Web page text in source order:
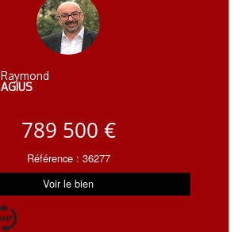
Raymond
AGIUS
789 500 €
Référence : 36277
Voir le bien